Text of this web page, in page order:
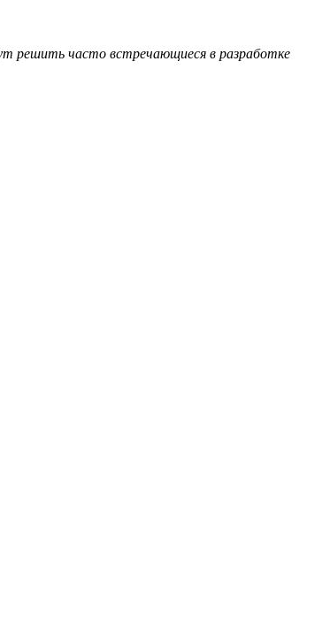
решить часто встречающиеся в разработке